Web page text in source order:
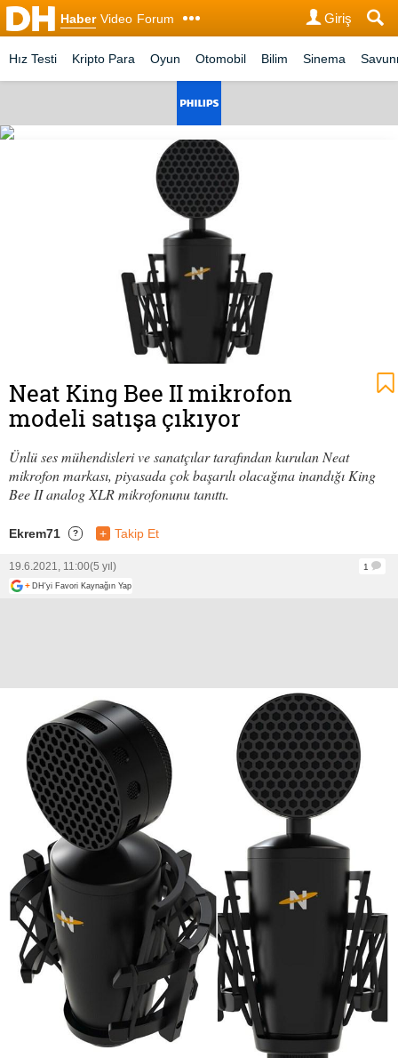
Haber Video Forum Giriş
Hız Testi Kripto Para Oyun Otomobil Bilim Sinema
Neat King Bee II mikrofon
modeli satışa çıkıyor
Ünlü ses mühendisleri ve sanatçılar tarafından kurulan Neat
mikrofon markası, piyasada çok başarılı olacağına inandığı King
Bee II analog XLR mikrofonunu tanıttı.
Ekrem71 ? + Takip Et
19.6.2021, 11:00(5 yıl)
1
+ DH'yi Favori Kaynağın Yap